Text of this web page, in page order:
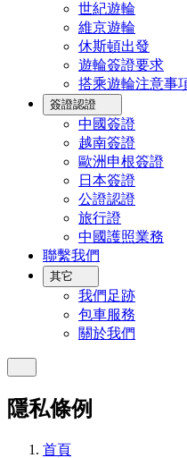
世紀遊輪
維京遊輪
休斯頓出發
遊輪簽證要求
搭乘遊輪注意事
簽證認證
中國簽證
越南簽證
歐洲申根簽證
日本簽證
公證認證
旅行證
中國護照業務
聯繫我們
其它
我們足跡
包車服務
關於我們
隱私條例
首頁